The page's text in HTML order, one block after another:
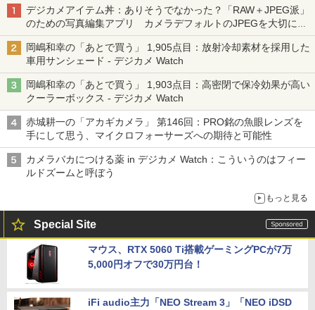
デジカメアイテム丼：ありそうでなかった？「RAW＋JPEG派」
のための写真編集アプリ カメラデフォルトのJPEGを大切にす
る「Filmator」
岡嶋和幸の「あとで買う」 1,905点目：放射冷却素材を採用した
車用サンシェード - デジカメ Watch
岡嶋和幸の「あとで買う」 1,903点目：高密閉で保冷効果が高い
クーラーボックス - デジカメ Watch
赤城耕一の「アカギカメラ」 第146回：PRO銘の魚眼レンズを
手にして思う、マイクロフォーサーズへの期待と可能性
カメラバカにつける薬 in デジカメ Watch：こういうのはフィー
ルドズームと呼ぼう
もっと見る
Special Site
マウス、RTX 5060 Ti搭載ゲーミングPCが7万
5,000円オフで30万円台！
iFi audio主力「NEO Stream 3」「NEO iDSD